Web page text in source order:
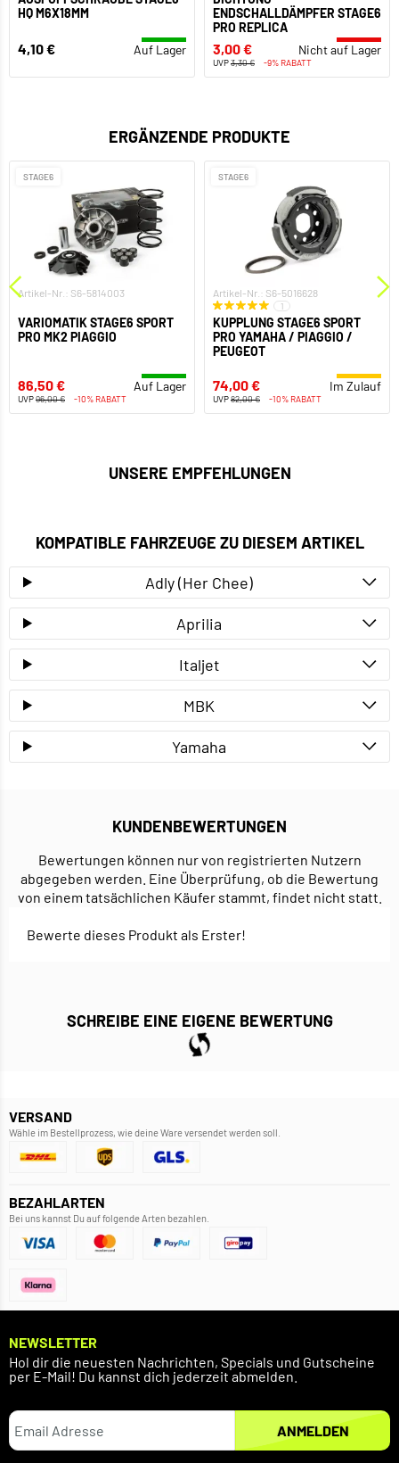
HQ M6X18MM
4,10 € Auf Lager
ENDSCHALLDÄMPFER STAGE6
PRO REPLICA
3,00 € Nicht auf Lager
UVP3,30 € -9% RABATT
ERGÄNZENDE PRODUKTE
STAGE6
Artikel-Nr.: S6-5814003
VARIOMATIK STAGE6 SPORT
PRO MK2 PIAGGIO
86,50 € Auf Lager
UVP96,00 € -10% RABATT
STAGE6
Artikel-Nr.: S6-5016628
1
KUPPLUNG STAGE6 SPORT
PRO YAMAHA / PIAGGIO /
PEUGEOT
74,00 € Im Zulauf
UVP82,00 € -10% RABATT
UNSERE EMPFEHLUNGEN
KOMPATIBLE FAHRZEUGE ZU DIESEM ARTIKEL
Adly (Her Chee)
Aprilia
Italjet
MBK
Yamaha
KUNDENBEWERTUNGEN
Bewertungen können nur von registrierten Nutzern
abgegeben werden. Eine Überprüfung, ob die Bewertung
von einem tatsächlichen Käufer stammt, findet nicht statt.
Bewerte dieses Produkt als Erster!
SCHREIBE EINE EIGENE BEWERTUNG
VERSAND
Wähle im Bestellprozess, wie deine Ware versendet werden soll.
BEZAHLARTEN
Bei uns kannst Du auf folgende Arten bezahlen.
NEWSLETTER
Hol dir die neuesten Nachrichten, Specials und Gutscheine
per E-Mail! Du kannst dich jederzeit abmelden.
ANMELDEN